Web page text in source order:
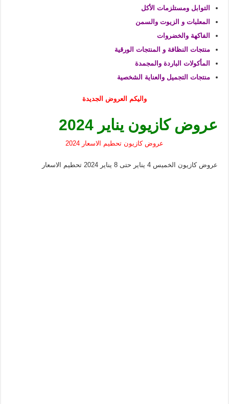
التوابل ومستلزمات الأكل
المعلبات و الزيوت والسمن
الفاكهة والخضروات
منتجات النظافة و المنتجات الورقية
المأكولات الباردة والمجمدة
منتجات التجميل والعناية الشخصية
واليكم العروض الجديدة
عروض كازيون يناير 2024
عروض كازيون تحطيم الاسعار 2024
عروض كازيون الخميس 4 يناير حتى 8 يناير 2024 تحطيم الاسعار